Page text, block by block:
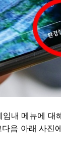
내 메뉴에 대
음 아래 사진